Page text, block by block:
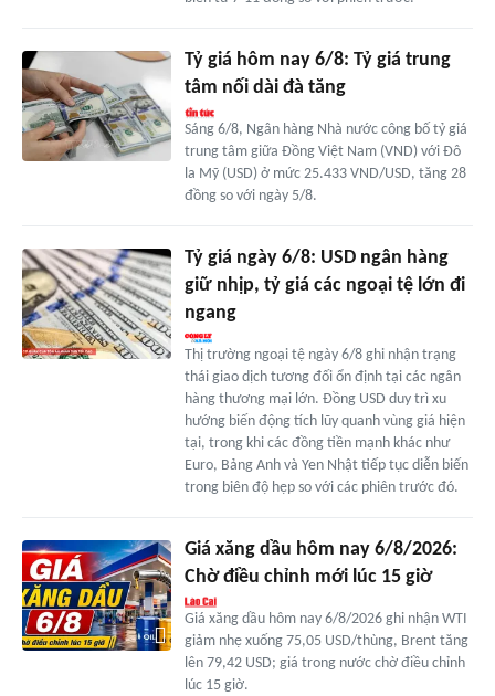
Tỷ giá hôm nay 6/8: Tỷ giá trung
tâm nối dài đà tăng
Sáng 6/8, Ngân hàng Nhà nước công bố tỷ giá
trung tâm giữa Đồng Việt Nam (VND) với Đô
la Mỹ (USD) ở mức 25.433 VND/USD, tăng 28
đồng so với ngày 5/8.
Tỷ giá ngày 6/8: USD ngân hàng
giữ nhịp, tỷ giá các ngoại tệ lớn đi
ngang
Thị trường ngoại tệ ngày 6/8 ghi nhận trạng
thái giao dịch tương đối ổn định tại các ngân
hàng thương mại lớn. Đồng USD duy trì xu
hướng biến động tích lũy quanh vùng giá hiện
tại, trong khi các đồng tiền mạnh khác như
Euro, Bảng Anh và Yen Nhật tiếp tục diễn biến
trong biên độ hẹp so với các phiên trước đó.
Giá xăng dầu hôm nay 6/8/2026:
Chờ điều chỉnh mới lúc 15 giờ
Giá xăng dầu hôm nay 6/8/2026 ghi nhận WTI
giảm nhẹ xuống 75,05 USD/thùng, Brent tăng
lên 79,42 USD; giá trong nước chờ điều chỉnh
lúc 15 giờ.